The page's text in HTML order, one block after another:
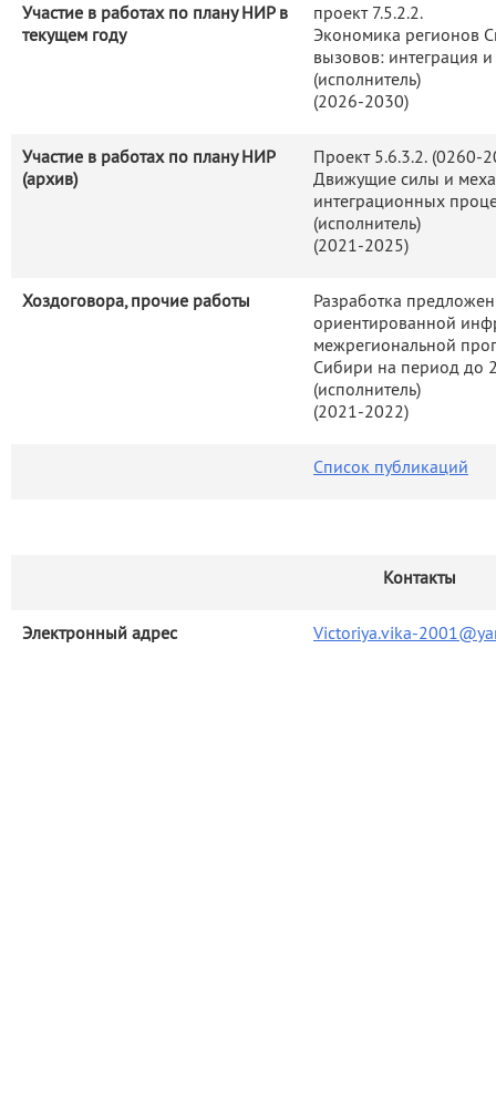
Участие в работах по плану НИР в
текущем году
проект 7.5.2.2.
Экономика регионов
вызовов: интеграция
(исполнитель)
(2026-2030)
Участие в работах по плану НИР
(архив)
Проект 5.6.3.2. (0260-
Движущие силы и
интеграционных
(исполнитель)
(2021-2025)
Хоздоговора, прочие работы
Разработка
ориентированной
межрегиональной
Сибири на период до
(исполнитель)
(2021-2022)
Список публикаций
Контакты
Электронный адрес Victoriya.vika-